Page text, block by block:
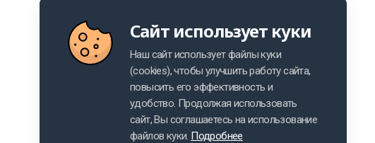
Сайт использует куки
Наш сайт использует файлы куки
(cookies), чтобы улучшить работу сайта,
повысить его эффективность и
удобство. Продолжая использовать
сайт, Вы соглашаетесь на использование
файлов куки. Подробнее
Made by VMK GROUP